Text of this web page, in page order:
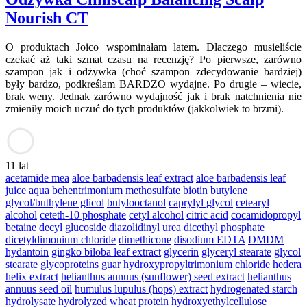
Nourish CT
O produktach Joico wspominałam latem. Dlaczego musieliście
czekać aż taki szmat czasu na recenzję? Po pierwsze, zarówno
szampon jak i odżywka (choć szampon zdecydowanie bardziej)
były bardzo, podkreślam BARDZO wydajne. Po drugie – wiecie,
brak weny. Jednak zarówno wydajność jak i brak natchnienia nie
zmieniły moich uczuć do tych produktów (jakkolwiek to brzmi).
11 lat
acetamide mea aloe barbadensis leaf extract aloe barbadensis leaf
juice aqua behentrimonium methosulfate biotin butylene
glycol/buthylene glicol butylooctanol caprylyl glycol cetearyl
alcohol ceteth-10 phosphate cetyl alcohol citric acid cocamidopropyl
betaine decyl glucoside diazolidinyl urea dicethyl phosphate
dicetyldimonium chloride dimethicone disodium EDTA DMDM
hydantoin gingko biloba leaf extract glycerin glyceryl stearate glycol
stearate glycoproteins guar hydroxypropyltrimonium chloride hedera
helix extract helianthus annuus (sunflower) seed extract helianthus
annuus seed oil humulus lupulus (hops) extract hydrogenated starch
hydrolysate hydrolyzed wheat protein hydroxyethylcellulose